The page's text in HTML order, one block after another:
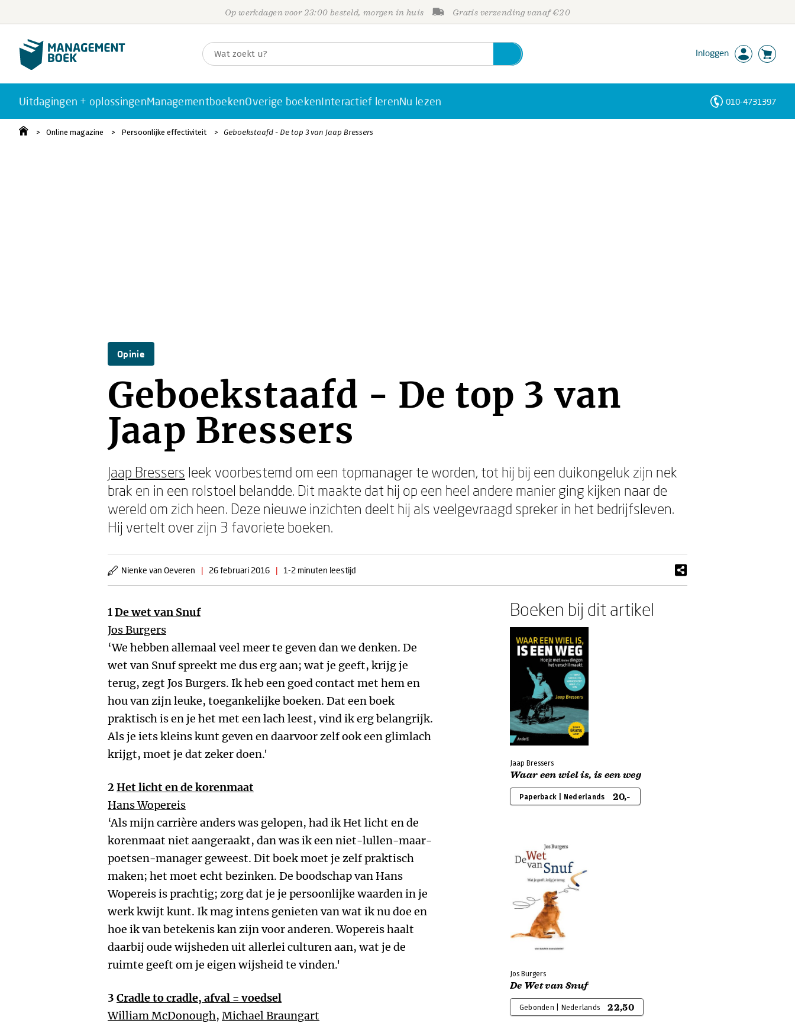
Op werkdagen voor 23:00 besteld, morgen in huis Gratis verzending vanaf €20
Inloggen
Uitdagingen + oplossingenManagementboekenOverige boekenInteractief lerenNu lezen 010-4731397
Online magazine Persoonlijke effectiviteit Geboekstaafd - De top 3 van Jaap Bressers
Opinie
Geboekstaafd - De top 3 van
Jaap Bressers
Jaap Bressers leek voorbestemd om een topmanager te worden, tot hij bij een duikongeluk zijn nek
brak en in een rolstoel belandde. Dit maakte dat hij op een heel andere manier ging kijken naar de
wereld om zich heen. Deze nieuwe inzichten deelt hij als veelgevraagd spreker in het bedrijfsleven.
Hij vertelt over zijn 3 favoriete boeken.
Nienke van Oeveren | 26 februari 2016 | 1-2 minuten leestijd
1De wet van Snuf
Jos Burgers
‘We hebben allemaal veel meer te geven dan we denken. De
wet van Snuf spreekt me dus erg aan; wat je geeft, krijg je
terug, zegt Jos Burgers. Ik heb een goed contact met hem en
hou van zijn leuke, toegankelijke boeken. Dat een boek
praktisch is en je het met een lach leest, vind ik erg belangrijk.
Als je iets kleins kunt geven en daarvoor zelf ook een glimlach
krijgt, moet je dat zeker doen.'
2 Het licht en de korenmaat
Hans Wopereis
‘Als mijn carrière anders was gelopen, had ik Het licht en de
korenmaat niet aangeraakt, dan was ik een niet-lullen-maar-
poetsen-manager geweest. Dit boek moet je zelf praktisch
maken; het moet echt bezinken. De boodschap van Hans
Wopereis is prachtig; zorg dat je je persoonlijke waarden in je
werk kwijt kunt. Ik mag intens genieten van wat ik nu doe en
hoe ik van betekenis kan zijn voor anderen. Wopereis haalt
daarbij oude wijsheden uit allerlei culturen aan, wat je de
ruimte geeft om je eigen wijsheid te vinden.'
3 Cradle to cradle, afval = voedsel
William McDonough, Michael Braungart
Boeken bij dit artikel
Jaap Bressers
Waar een wiel is, is een weg
Paperback | Nederlands 20,-
Jos Burgers
De Wet van Snuf
Gebonden | Nederlands 22,50
Personen